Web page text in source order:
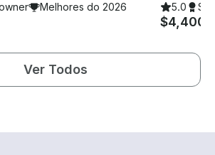
Melhores do 2026 5.0
$4,400
Ver Todos